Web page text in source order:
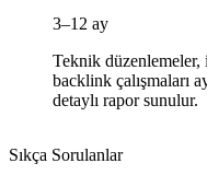
3–12 ay
Teknik
backlink çalışmaları
detaylı rapor sunulur.
Sıkça Sorulanlar